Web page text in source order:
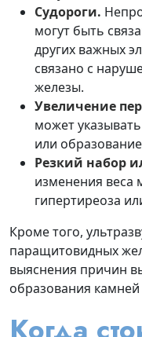
Судороги.
могут быть
других важных
связано с
железы.
Увеличение
может
или
Резкий набор
изменения веса
гипертиреоза
Кроме того,
паращитовидных
выяснения причин
образования камней